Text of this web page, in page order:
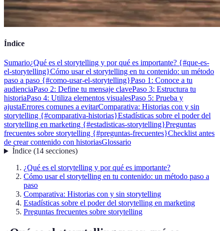
Índice
Sumario¿Qué es el storytelling y por qué es importante? {#que-es-
el-storytelling}Cómo usar el storytelling en tu contenido: un método
paso a paso {#como-usar-el-storytelling}Paso 1: Conoce a tu
audienciaPaso 2: Define tu mensaje clavePaso 3: Estructura tu
historiaPaso 4: Utiliza elementos visualesPaso 5: Prueba y
ajustaErrores comunes a evitarComparativa: Historias con y sin
storytelling {#comparativa-historias}Estadísticas sobre el poder del
storytelling en marketing {#estadisticas-storytelling}Preguntas
frecuentes sobre storytelling {#preguntas-frecuentes}Checklist antes
de crear contenido con historiasGlossario
Índice(14 secciones)
¿Qué es el storytelling y por qué es importante?
Cómo usar el storytelling en tu contenido: un método paso a
paso
Comparativa: Historias con y sin storytelling
Estadísticas sobre el poder del storytelling en marketing
Preguntas frecuentes sobre storytelling